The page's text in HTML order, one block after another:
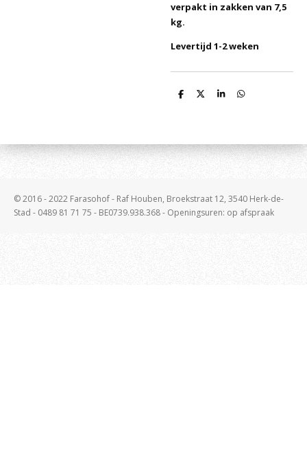
verpakt in zakken van 7,5
kg.
Levertijd 1-2 weken
D
D
S
D
© 2016 - 2022 Farasohof - Raf Houben, Broekstraat 12, 3540 Herk-de-
Stad - 0489 81 71 75 - BE0739.938.368 - Openingsuren: op afspraak